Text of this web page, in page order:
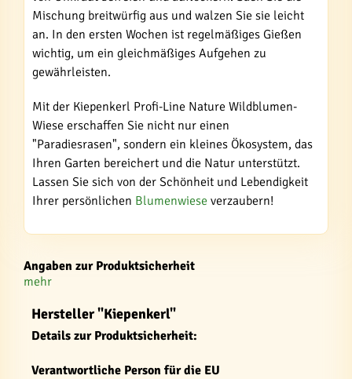
Mischung breitwürfig aus und walzen Sie sie leicht
an. In den ersten Wochen ist regelmäßiges Gießen
wichtig, um ein gleichmäßiges Aufgehen zu
gewährleisten.
Mit der Kiepenkerl Profi-Line Nature Wildblumen-
Wiese erschaffen Sie nicht nur einen
"Paradiesrasen", sondern ein kleines Ökosystem, das
Ihren Garten bereichert und die Natur unterstützt.
Lassen Sie sich von der Schönheit und Lebendigkeit
Ihrer persönlichen Blumenwiese verzaubern!
Angaben zur Produktsicherheit
mehr
Hersteller "Kiepenkerl"
Details zur Produktsicherheit:
Verantwortliche Person für die EU